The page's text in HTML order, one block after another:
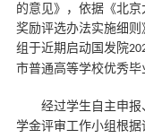
的意见》，依据《北
奖励评选办法实施细
组于近期启动国发院
市普通高等学校优秀毕
经过学生自主申
学金评审工作小组根